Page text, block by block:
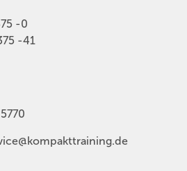
-0
-41